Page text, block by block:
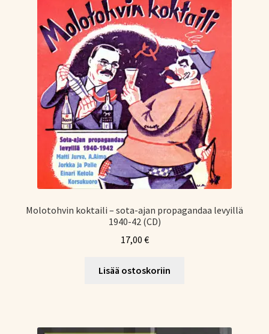
Molotohvin koktaili – sota-ajan propagandaa levyillä
1940-42 (CD)
17,00 €
Lisää ostoskoriin